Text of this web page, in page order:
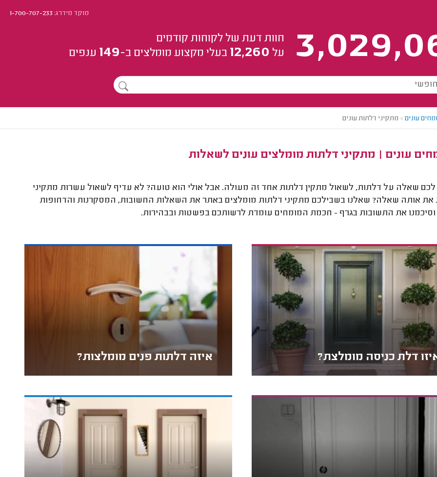
מוקד מידרג:1-700-707-233
חוות דעת של לקוחות קודמים
על 12,260 בעלי מקצוע מומלצים ב-149 ענפים
עונים> מתקיני דלתות עונים
עונים | מתקיני דלתות מומלצים עונים לשאלות
שאלה על דלתות, לשאול מתקין דלתות אחד זה מעולה. אבל אולי הוא טועה? לא עדיף לשאול עשרות מתקיני
את אותה שאלה? שאלנו בשבילכם מתקיני דלתות מומלצים באתר את השאלות החשובות, המסקרנות והדחופות
וסיכמנו את התשובות בגרף - חכמת המומחים עומדת לרשותכם בפשטות ובבהירות.
דלת כניסה מומלצת? איזה דלתות פנים מומלצות?